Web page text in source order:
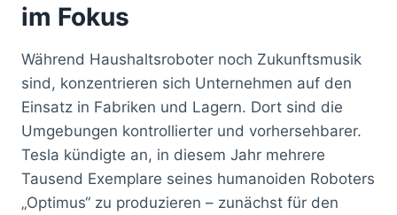
im Fokus
Während Haushaltsroboter noch Zukunftsmusik
sind, konzentrieren sich Unternehmen auf den
Einsatz in Fabriken und Lagern. Dort sind die
Umgebungen kontrollierter und vorhersehbarer.
Tesla kündigte an, in diesem Jahr mehrere
Tausend Exemplare seines humanoiden Roboters
„Optimus“ zu produzieren – zunächst für den